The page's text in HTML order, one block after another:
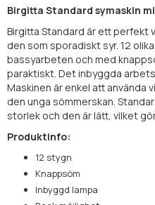
Birgitta Standard symaskin
Birgitta Standard är ett perfekt
den som sporadiskt syr. 12
bassyarbeten och med
paraktiskt. Det inbyggda
Maskinen är enkel att använda
den unga sömmerskan.
storlek och den är lätt, vilket
Produktinfo:
12 stygn
Knappsöm
Inbyggd lampa